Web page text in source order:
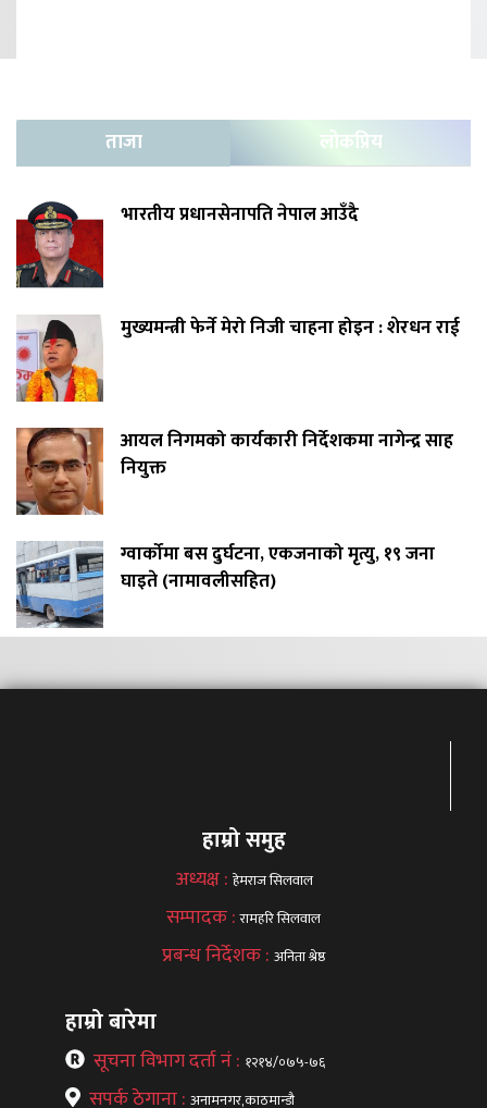
ताजा लोकप्रिय
भारतीय प्रधानसेनापति नेपाल आउँदै
मुख्यमन्त्री फेर्ने मेरो निजी चाहना होइन : शेरधन राई
आयल निगमको कार्यकारी निर्देशकमा नागेन्द्र साह
नियुक्त
ग्वार्कोमा बस दुर्घटना, एकजनाको मृत्यु, १९ जना
घाइते (नामावलीसहित)
हाम्रो समुह
अध्यक्ष : हेमराज सिलवाल
सम्पादक :रामहरि सिलवाल
प्रबन्ध निर्देशक : अनिता श्रेष्ठ
हाम्रो बारेमा
सूचना विभाग दर्ता नं : १२१४/०७५-७६
सपर्क ठेगाना : अनामनगर,काठमान्डौ